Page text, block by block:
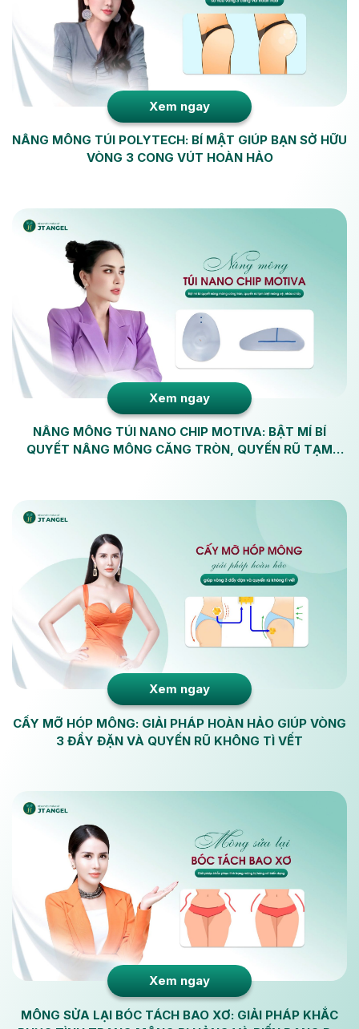
NÂNG MÔNG TÚI POLYTECH: BÍ MẬT GIÚP BẠN SỞ HỮU
VÒNG 3 CONG VÚT HOÀN HẢO
Xem ngay
NÂNG MÔNG TÚI NANO CHIP MOTIVA: BẬT MÍ BÍ
QUYẾT NÂNG MÔNG CĂNG TRÒN, QUYẾN RŨ TẠM
Xem ngay
CẤY MỠ HÓP MÔNG: GIẢI PHÁP HOÀN HẢO GIÚP VÒNG
3 ĐẦY ĐẶN VÀ QUYẾN RŨ KHÔNG TÌ VẾT
Xem ngay
MÔNG SỬA LẠI BÓC TÁCH BAO XƠ: GIẢI PHÁP KHẮC
Xem ngay